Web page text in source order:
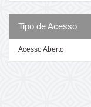
Tipo de Acesso
Acesso Aberto